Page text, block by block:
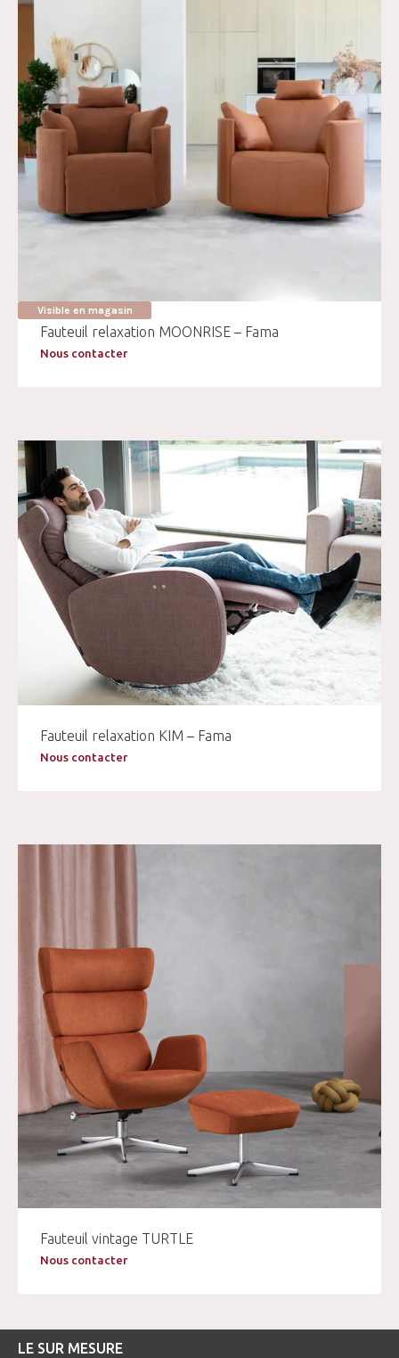
Visible en magasin
Fauteuil relaxation MOONRISE – Fama
Nous contacter
Fauteuil relaxation KIM – Fama
Nous contacter
Fauteuil vintage TURTLE
Nous contacter
LE SUR MESURE